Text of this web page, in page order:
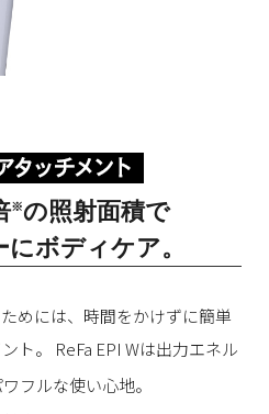
※の照射面積で
ボディケア。
めには、時間をかけずに簡単
ト。
ReFa EPI Wは出力エネル
フルな使い心地。